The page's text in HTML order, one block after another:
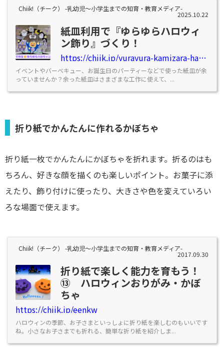
Chiik!（チーク） -乳幼児〜小学生までの知育・教育メディア-
2025.10.22
紙皿利用で『ゆらゆらハロウィ
ン飾り』づくり！
https://chiik.jp/yurayura-kamizara-halloween
イベントやバーベキュー、お誕生日のパーティーなどで使った紙皿が余
っていませんか？余った紙皿はさまざまな工作に使えて、...
折り紙でかんたんに作れるかぼちゃ
折り紙一枚でかんたんにかぼちゃを折れます。折るのはも
ちろん、好きな顔を描くのも楽しいポイント。お菓子に添
えたり、飾り付けに使ったり、大きさや色を変えていろい
ろな場面で使えます。
Chiik!（チーク） -乳幼児〜小学生までの知育・教育メディア-
2017.09.30
折り紙で楽しく能力を育もう！
⑬ ハロウィンおりがみ・かぼ
ちゃ
https://chiik.jp/eenkw
ハロウィンの季節、お子さまといっしょに折り紙を楽しむのもいいです
ね。小さなお子さまでも折れる、簡単な折り紙を紹介しま...